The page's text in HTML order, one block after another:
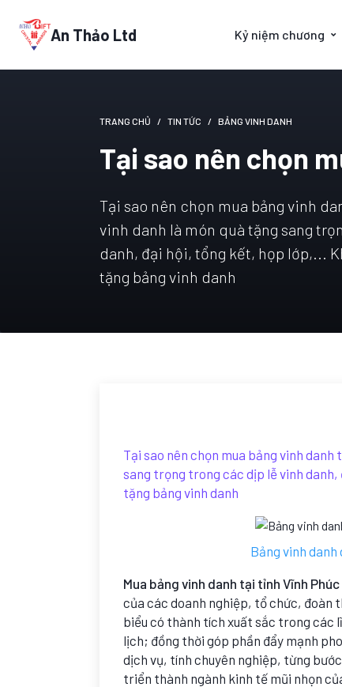
An Thảo Ltd Kỷ niệm chương
TRANG CHỦ TIN TỨC BẢNG VINH DANH
Tại sao nên chọn
Tại sao nên chọn mua bảng vinh
vinh danh là món quà tặng sang
danh, đại hội, tổng kết, họp lớp,...
tặng bảng vinh danh
Tại sao nên chọn mua bảng vinh
sang trọng trong các dịp lễ vinh
tặng bảng vinh danh
Bảng vinh
Mua bảng vinh danh tại tỉnh Vĩnh
của các doanh nghiệp, tổ chức, đoàn
biểu có thành tích xuất sắc trong các
lịch; đồng thời góp phần đẩy mạnh
dịch vụ, tính chuyên nghiệp, từng
triển thành ngành kinh tế mũi nhọn